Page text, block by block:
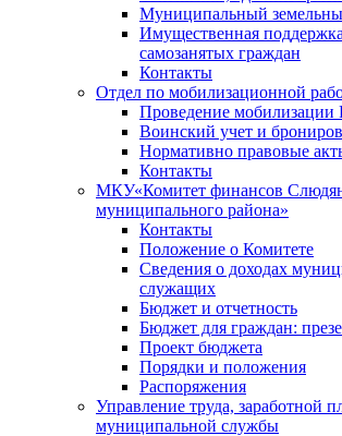
Муниципальный
Имущественная
самозанятых граждан
Контакты
Отдел по мобилизационной
Проведение
Воинский учет и
Нормативно правовые
Контакты
МКУ«Комитет финансов
муниципального района»
Контакты
Положение о Комитете
Сведения о доходах
служащих
Бюджет и отчетность
Бюджет для граждан:
Проект бюджета
Порядки и положения
Распоряжения
Управление труда, заработной
муниципальной службы